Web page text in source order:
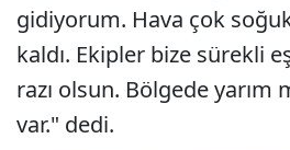
gidiyorum. Hava çok
kaldı. Ekipler bize sürekli
razı olsun. Bölgede yarım
var." dedi.